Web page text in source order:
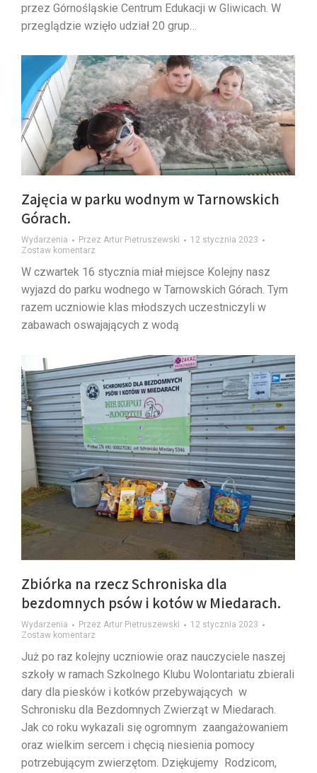
przez Górnośląskie Centrum Edukacji w Gliwicach. W
przeglądzie wzięło udział 20 grup…
Zajęcia w parku wodnym w Tarnowskich
Górach.
Wydarzenia Przez Artur Pietruszewski
12 stycznia 2023
Zostaw komentarz
W czwartek 16 stycznia miał miejsce Kolejny nasz
wyjazd do parku wodnego w Tarnowskich Górach. Tym
razem uczniowie klas młodszych uczestniczyli w
zabawach oswajających z wodą
Zbiórka na rzecz Schroniska dla
bezdomnych psów i kotów w Miedarach.
Wydarzenia Przez Artur Pietruszewski
12 stycznia 2023
Zostaw komentarz
Już po raz kolejny uczniowie oraz nauczyciele naszej
szkoły w ramach Szkolnego Klubu Wolontariatu zbierali
dary dla piesków i kotków przebywających w
Schronisku dla Bezdomnych Zwierząt w Miedarach.
Jak co roku wykazali się ogromnym zaangażowaniem
oraz wielkim sercem i chęcią niesienia pomocy
potrzebującym zwierzętom. Dziękujemy Rodzicom,